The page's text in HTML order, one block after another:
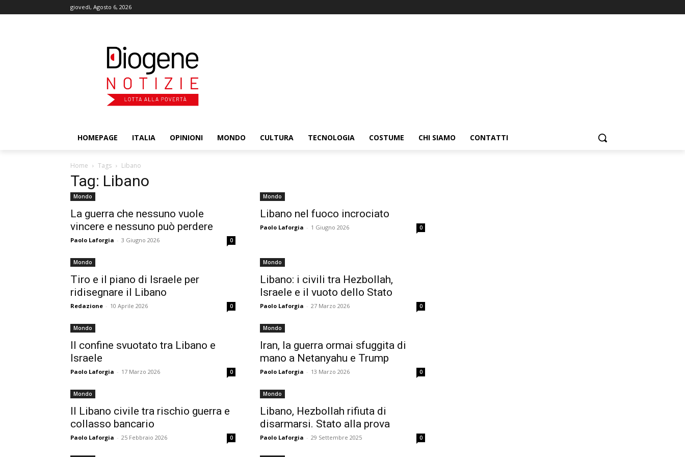
giovedì, Agosto 6, 2026
HOMEPAGE ITALIA OPINIONI MONDO CULTURA TECNOLOGIA COSTUME CHI SIAMO CONTATTI
Home Tags Libano
Tag: Libano
Mondo
La guerra che nessuno vuole
vincere e nessuno può perdere
Paolo Laforgia - 3 Giugno 2026 0
Mondo
Libano nel fuoco incrociato
Paolo Laforgia - 1 Giugno 2026 0
Mondo
Tiro e il piano di Israele per
ridisegnare il Libano
Redazione - 10 Aprile 2026 0
Mondo
Libano: i civili tra Hezbollah,
Israele e il vuoto dello Stato
Paolo Laforgia - 27 Marzo 2026 0
Mondo
Il confine svuotato tra Libano e
Israele
Paolo Laforgia - 17 Marzo 2026 0
Mondo
Iran, la guerra ormai sfuggita di
mano a Netanyahu e Trump
Paolo Laforgia - 13 Marzo 2026 0
Mondo
Il Libano civile tra rischio guerra e
collasso bancario
Paolo Laforgia - 25 Febbraio 2026 0
Mondo
Libano, Hezbollah rifiuta di
disarmarsi. Stato alla prova
Paolo Laforgia - 29 Settembre 2025 0